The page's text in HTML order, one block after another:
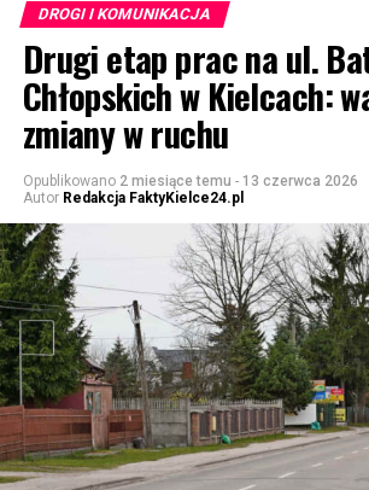
DROGI I KOMUNIKACJA
Drugi etap prac na ul.
Chłopskich w Kielcach:
zmiany w ruchu
Opublikowano 2 miesiące temu - 13 czerwca 2026
Autor Redakcja FaktyKielce24.pl